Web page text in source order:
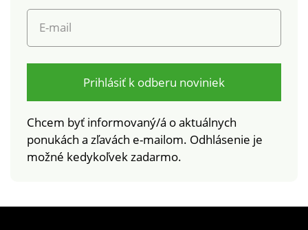
E-mail
Prihlásiť k odberu noviniek
Chcem byť informovaný/á o aktuálnych
ponukách a zľavách e-mailom. Odhlásenie je
možné kedykoľvek zadarmo.